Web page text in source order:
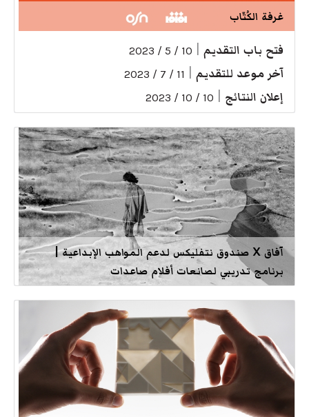
غرفة الكُتّاب
فتح باب التقديم 10 / 5 / 2023
آخر موعد للتقديم 11 / 7 / 2023
إعلان النتائج 10 / 10 / 2023
آفاق X صندوق نتفليكس لدعم المواهب الإبداعية |
برنامج تدريبي لصانعات أفلام صاعدات